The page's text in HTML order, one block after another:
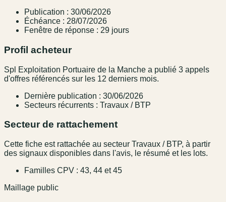
Publication : 30/06/2026
Échéance : 28/07/2026
Fenêtre de réponse : 29 jours
Profil acheteur
Spl Exploitation Portuaire de la Manche a publié 3 appels
d'offres référencés sur les 12 derniers mois.
Dernière publication : 30/06/2026
Secteurs récurrents : Travaux / BTP
Secteur de rattachement
Cette fiche est rattachée au secteur Travaux / BTP, à partir
des signaux disponibles dans l'avis, le résumé et les lots.
Familles CPV : 43, 44 et 45
Maillage public